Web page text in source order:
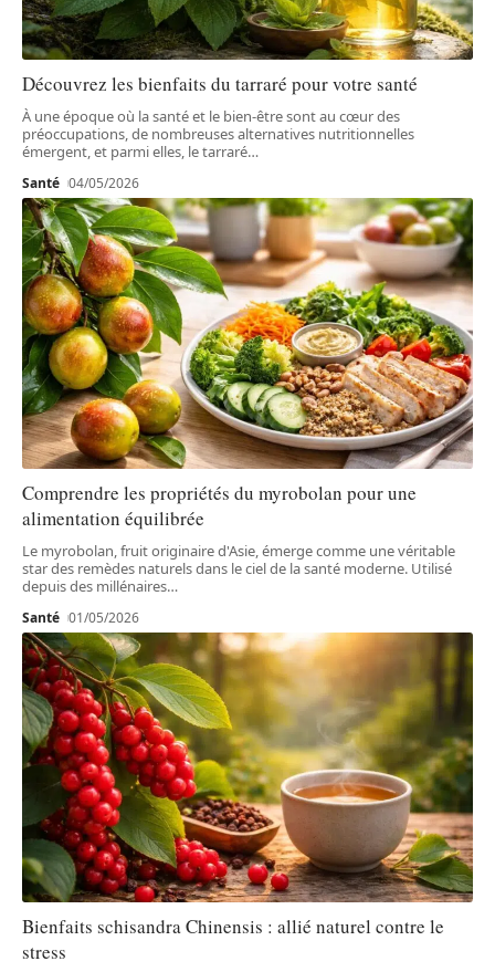
Découvrez les bienfaits du tarraré pour votre santé
À une époque où la santé et le bien-être sont au cœur des
préoccupations, de nombreuses alternatives nutritionnelles
émergent, et parmi elles, le tarraré…
Santé 04/05/2026
Comprendre les propriétés du myrobolan pour une
alimentation équilibrée
Le myrobolan, fruit originaire d'Asie, émerge comme une véritable
star des remèdes naturels dans le ciel de la santé moderne. Utilisé
depuis des millénaires…
Santé 01/05/2026
Bienfaits schisandra Chinensis : allié naturel contre le
stress